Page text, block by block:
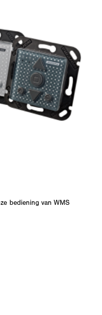
bediening van WMS